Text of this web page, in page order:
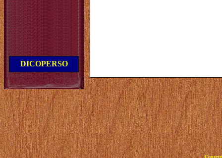
DICOPERSO